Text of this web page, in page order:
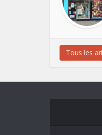
Tous les